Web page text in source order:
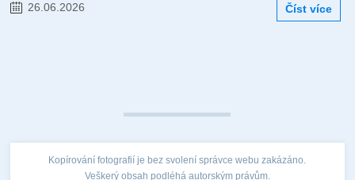
26.06.2026 Číst více
Kopírování fotografií je bez svolení správce webu zakázáno.
Veškerý obsah podléhá autorským právům.